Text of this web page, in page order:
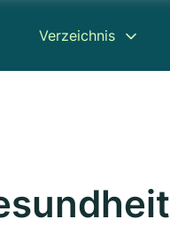
Verzeichnis